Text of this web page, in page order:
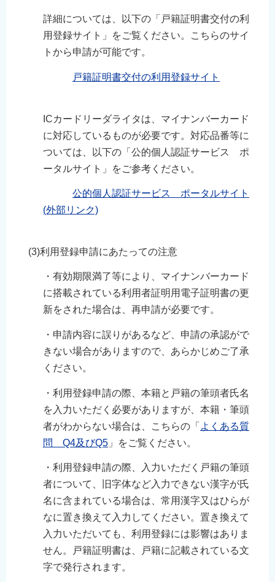
詳細については、以下の「戸籍証明書交付の利
用登録サイト」をご覧ください。こちらのサイ
トから申請が可能です。
戸籍証明書交付の利用登録サイト
ICカードリーダライタは、マイナンバーカード
に対応しているものが必要です。対応品番等に
ついては、以下の「公的個人認証サービス ポ
ータルサイト」をご参考ください。
公的個人認証サービス ポータルサイト
(外部リンク)
(3)利用登録申請にあたっての注意
・有効期限満了等により、マイナンバーカード
に搭載されている利用者証明用電子証明書の更
新をされた場合は、再申請が必要です。
・申請内容に誤りがあるなど、申請の承認がで
きない場合がありますので、あらかじめご了承
ください。
・利用登録申請の際、本籍と戸籍の筆頭者氏名
を入力いただく必要がありますが、本籍・筆頭
者がわからない場合は、こちらの「 よくある質
問 Q4及びQ5 」をご覧ください。
・利用登録申請の際、入力いただく戸籍の筆頭
者について、旧字体など入力できない漢字が氏
名に含まれている場合は、常用漢字又はひらが
なに置き換えて入力してください。置き換えて
入力いただいても、利用登録には影響はありま
せん。戸籍証明書は、戸籍に記載されている文
字で発行されます。